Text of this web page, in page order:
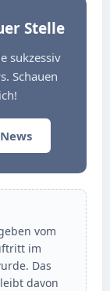
Stelle
sukzessiv
Schauen
vom
im
Das
davon